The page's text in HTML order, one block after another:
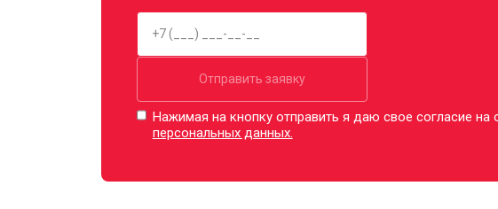
Отправить заявку
Нажимая на кнопку отправить я даю свое согласие на
персональных данных.